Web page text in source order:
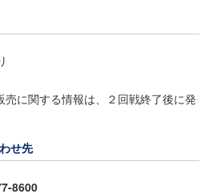
に関する情報は、２回戦終了後に発
せ先
8600